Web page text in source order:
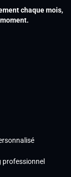
chaque mois,